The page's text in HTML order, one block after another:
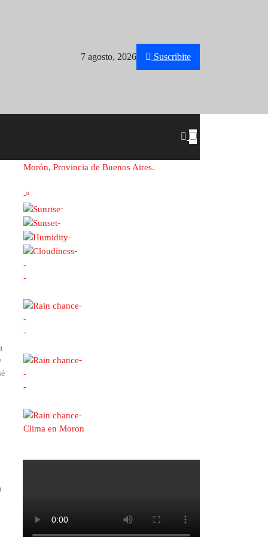
7 agosto, 2026 Suscribite
Morón, Provincia de Buenos Aires.
-º
-
-
-
-
-
-
-
-
-
-
-
-
-
Clima en Moron